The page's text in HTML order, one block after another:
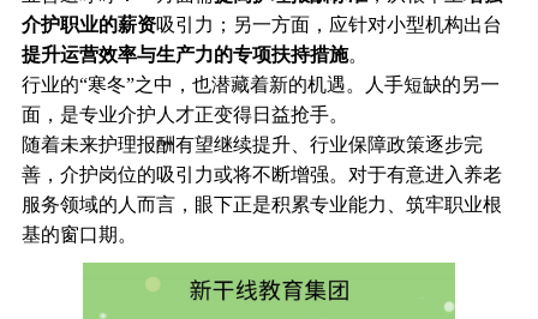
介护职业的薪资吸引力；另一方面，应针对小型机构出台
提升运营效率与生产力的专项扶持措施。
行业的“寒冬”之中，也潜藏着新的机遇。人手短缺的另一
面，是专业介护人才正变得日益抢手。
随着未来护理报酬有望继续提升、行业保障政策逐步完
善，介护岗位的吸引力或将不断增强。对于有意进入养老
服务领域的人而言，眼下正是积累专业能力、筑牢职业根
基的窗口期。